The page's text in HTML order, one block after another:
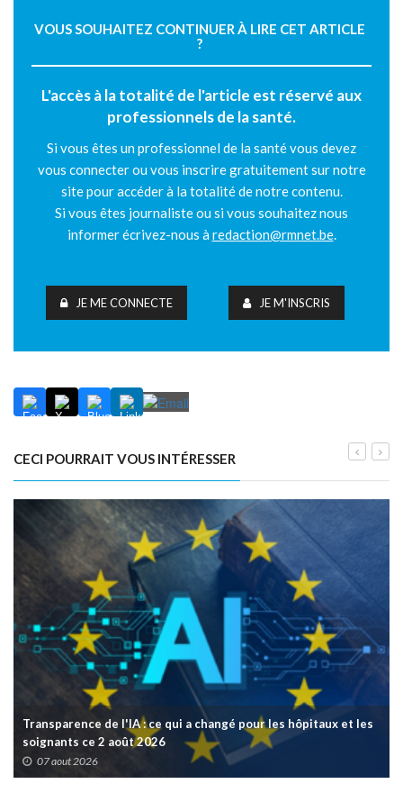
VOUS SOUHAITEZ CONTINUER À LIRE CET ARTICLE
?
L'accès à la totalité de l'article est réservé aux
professionnels de la santé.
Si vous êtes un professionnel de la santé vous devez
vous connecter ou vous inscrire gratuitement sur notre
site pour accéder à la totalité de notre contenu.
Si vous êtes journaliste ou si vous souhaitez nous
informer écrivez-nous àredaction@rmnet.be.
JE ME CONNECTE JE M'INSCRIS
CECI POURRAIT VOUS INTÉRESSER
Transparence de l'IA : ce qui a changé pour les hôpitaux et les
soignants ce 2 août 2026
07 aout 2026